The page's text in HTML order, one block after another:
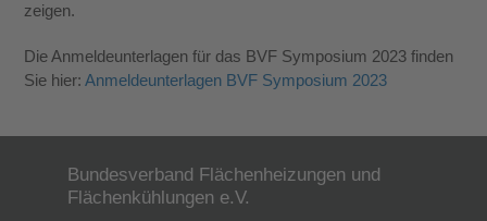
zeigen.
Die Anmeldeunterlagen für das BVF Symposium 2023 finden
Sie hier:Anmeldeunterlagen BVF Symposium 2023
Bundesverband Flächenheizungen und
Flächenkühlungen e.V.